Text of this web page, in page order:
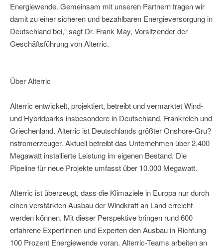
Energiewende. Gemeinsam mit unseren Partnern tragen wir
damit zu einer sicheren und bezahlbaren Energieversorgung in
Deutschland bei,“ sagt Dr. Frank May, Vorsitzender der
Geschäftsführung von Alterric.
Über Alterric
Alterric entwickelt, projektiert, betreibt und vermarktet Wind-
und Hybridparks insbesondere in Deutschland, Frankreich und
Griechenland. Alterric ist Deutschlands größter Onshore-Gru?
nstromerzeuger. Aktuell betreibt das Unternehmen über 2.400
Megawatt installierte Leistung im eigenen Bestand. Die
Pipeline für neue Projekte umfasst über 10.000 Megawatt.
Alterric ist überzeugt, dass die Klimaziele in Europa nur durch
einen verstärkten Ausbau der Windkraft an Land erreicht
werden können. Mit dieser Perspektive bringen rund 600
erfahrene Expertinnen und Experten den Ausbau in Richtung
100 Prozent Energiewende voran. Alterric-Teams arbeiten an